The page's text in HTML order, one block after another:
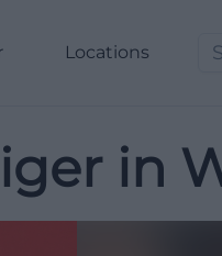
Locations
in